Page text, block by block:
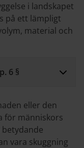
i landskapet
på ett lämpligt
material­ och
6 §
eller den
för människors
vara skuggning